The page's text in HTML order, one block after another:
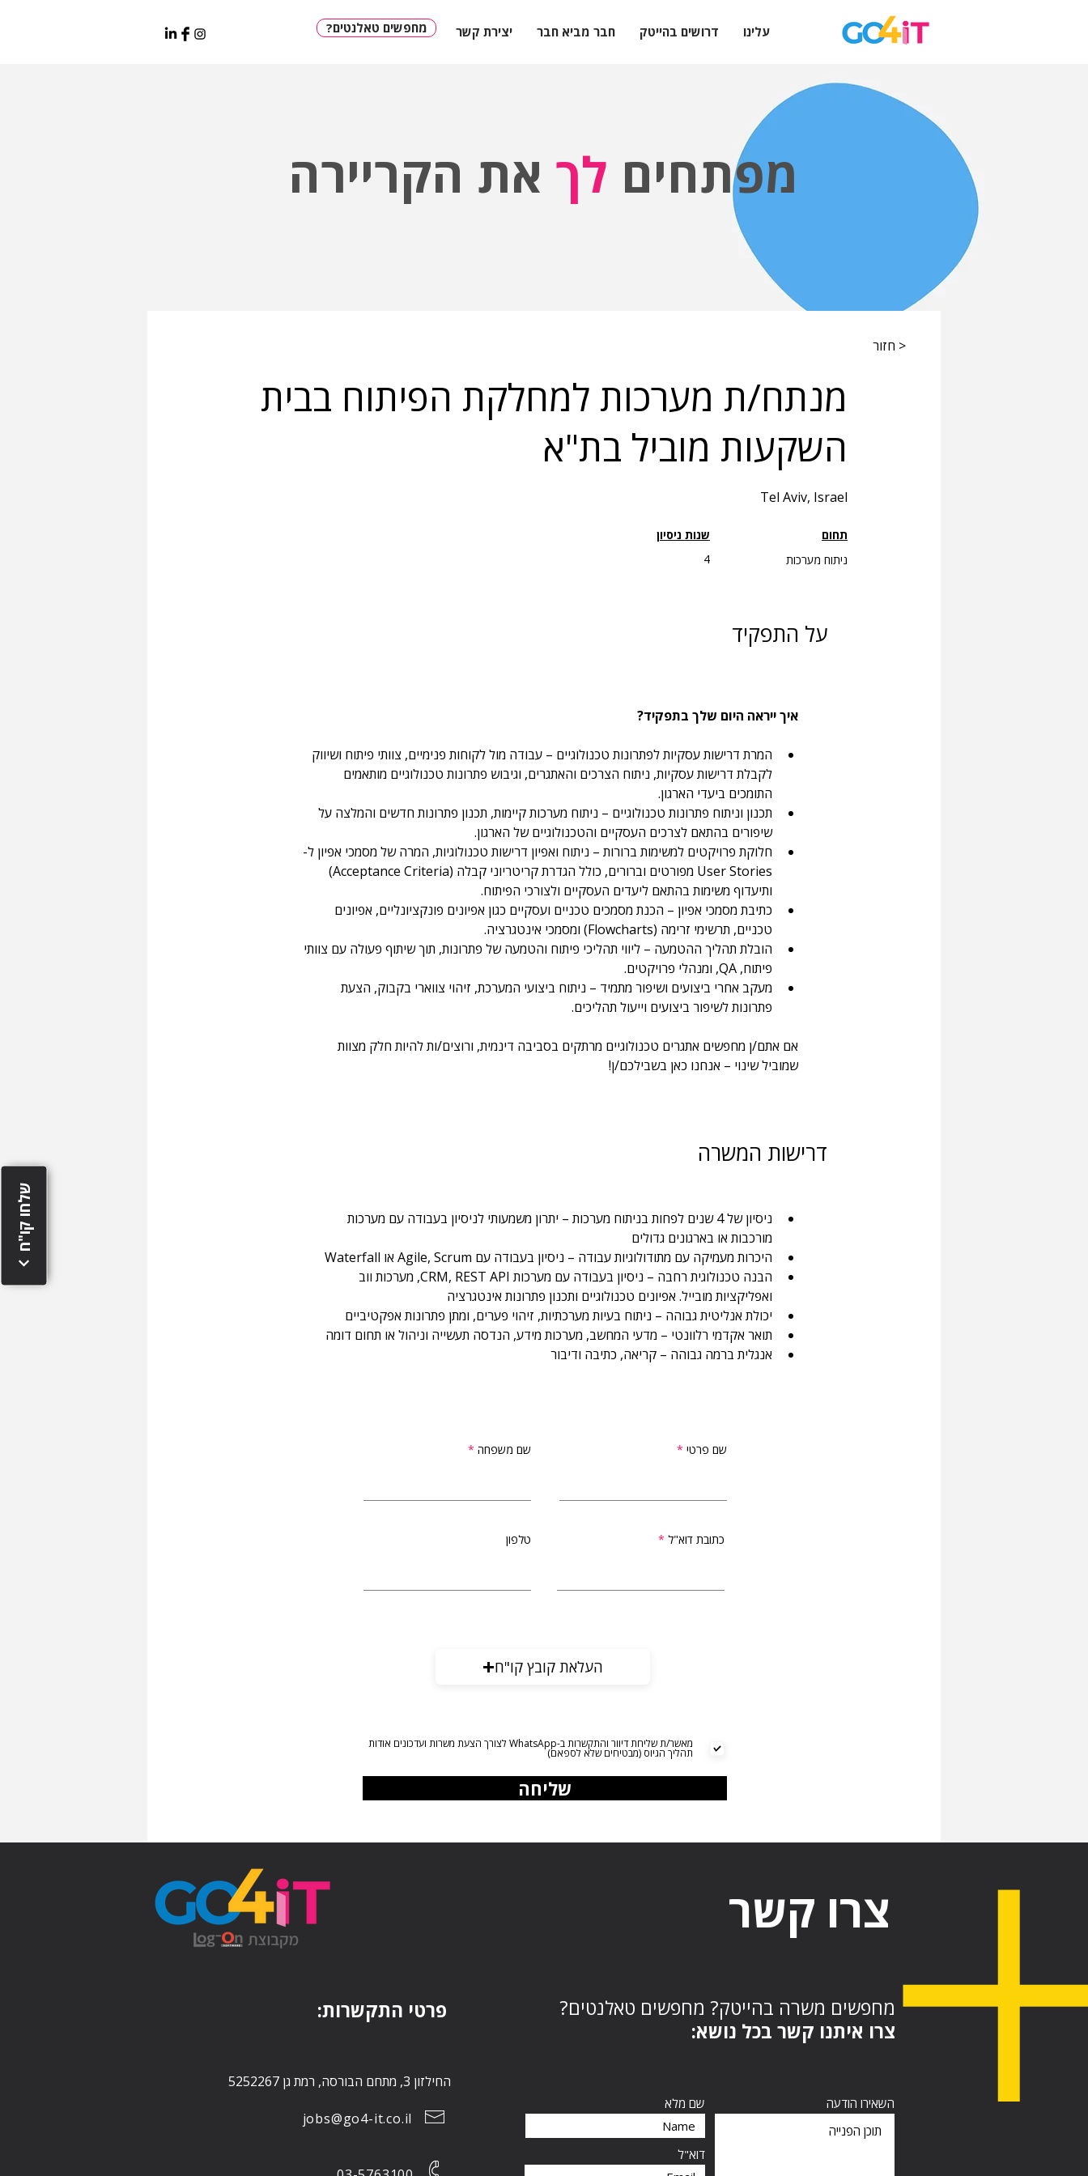
עלינו דרושים בהייטק חבר מביא חבר יצירת קשר ?מחפשים טאלנטים
שלחו קו"ח
מפתחים לך את הקריירה
< חזור
מנתח/ת מערכות למחלקת הפיתוח בבית
השקעות מוביל בת"א
Tel Aviv, Israel
שנות ניסיון
תחום
4
ניתוח מערכות
על התפקיד
איך ייראה היום שלך בתפקיד?
המרת דרישות עסקיות לפתרונות טכנולוגיים – עבודה מול לקוחות פנימיים, צוותי פיתוח ושיווק
לקבלת דרישות עסקיות, ניתוח הצרכים והאתגרים, וגיבוש פתרונות טכנולוגיים מותאמים
התומכים ביעדי הארגון.
תכנון וניתוח פתרונות טכנולוגיים – ניתוח מערכות קיימות, תכנון פתרונות חדשים והמלצה על
שיפורים בהתאם לצרכים העסקיים והטכנולוגיים של הארגון.
חלוקת פרויקטים למשימות ברורות – ניתוח ואפיון דרישות טכנולוגיות, המרה של מסמכי אפיון ל-
User Stories מפורטים וברורים, כולל הגדרת קריטריוני קבלה (Acceptance Criteria)
ותיעדוף משימות בהתאם ליעדים העסקיים ולצורכי הפיתוח.
כתיבת מסמכי אפיון – הכנת מסמכים טכניים ועסקיים כגון אפיונים פונקציונליים, אפיונים
טכניים, תרשימי זרימה (Flowcharts) ומסמכי אינטגרציה.
הובלת תהליך ההטמעה – ליווי תהליכי פיתוח והטמעה של פתרונות, תוך שיתוף פעולה עם צוותי
פיתוח, QA, ומנהלי פרויקטים.
מעקב אחרי ביצועים ושיפור מתמיד – ניתוח ביצועי המערכת, זיהוי צווארי בקבוק, הצעת
פתרונות לשיפור ביצועים וייעול תהליכים.
אם אתם/ן מחפשים אתגרים טכנולוגיים מרתקים בסביבה דינמית, ורוצים/ות להיות חלק מצוות
שמוביל שינוי – אנחנו כאן בשבילכם/ן!
דרישות המשרה
ניסיון של 4 שנים לפחות בניתוח מערכות – יתרון משמעותי לניסיון בעבודה עם מערכות
מורכבות או בארגונים גדולים
היכרות מעמיקה עם מתודולוגיות עבודה – ניסיון בעבודה עם Agile, Scrum או Waterfall
הבנה טכנולוגית רחבה – ניסיון בעבודה עם מערכות CRM, REST API, מערכות ווב
ואפליקציות מובייל. אפיונים טכנולוגיים ותכנון פתרונות אינטגרציה
יכולת אנליטית גבוהה – ניתוח בעיות מערכתיות, זיהוי פערים, ומתן פתרונות אפקטיביים
תואר אקדמי רלוונטי – מדעי המחשב, מערכות מידע, הנדסה תעשייה וניהול או תחום דומה
אנגלית ברמה גבוהה – קריאה, כתיבה ודיבור
שם משפחה שם פרטי
טלפון כתובת דוא"ל
העלאת קובץ קו"ח
מאשר/ת שליחת דיוור והתקשרות ב-WhatsApp לצורך הצעת משרות ועדכונים אודות
תהליך הגיוס (מבטיחים שלא לספאם)
שליחה
צרו קשר
מחפשים משרה בהייטק? מחפשים טאלנטים?
צרו איתנו קשר בכל נושא:
פרטי התקשרות:
החילזון 3, מתחם הבורסה, רמת גן 5252267
jobs@go4-it.co.il
שם מלא
דוא"ל
השאירו הודעה